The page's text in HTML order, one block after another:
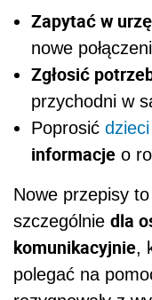
Zapytać w
nowe
Zgłosić
przychodni w
Poprosić dzieci
informacje o
Nowe przepisy
szczególnie dla
komunikacyjnie,
polegać na